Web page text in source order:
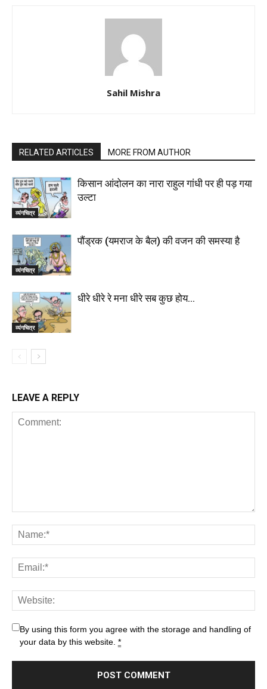
Sahil Mishra
RELATED ARTICLES MORE FROM AUTHOR
व्यंगचित्र
किसान आंदोलन का नारा राहुल गांधी पर ही पड़ गया
उल्टा
व्यंगचित्र
पौंड्रक (यमराज के बैल) की वजन की समस्या है
व्यंगचित्र
धीरे धीरे रे मना धीरे सब कुछ होय…
LEAVE A REPLY
By using this form you agree with the storage and handling of
your data by this website. *